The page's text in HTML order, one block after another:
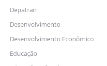
Depatran
Desenvolvimento
Desenvolvimento Econômico
Educação